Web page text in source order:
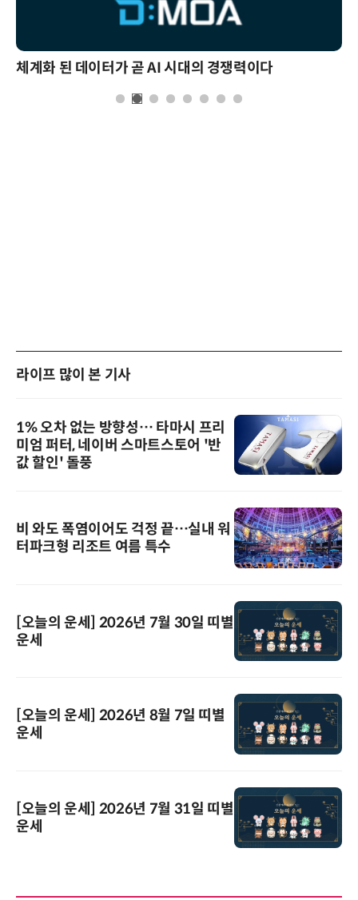
체계화 된 데이터가 곧 AI 시대의 경쟁력이다
라이프 많이 본 기사
1% 오차 없는 방향성… 타마시 프리
미엄 퍼터, 네이버 스마트스토어 '반
값 할인' 돌풍
비 와도 폭염이어도 걱정 끝…실내 워
터파크형 리조트 여름 특수
[오늘의 운세] 2026년 7월 30일 띠별
운세
[오늘의 운세] 2026년 8월 7일 띠별
운세
[오늘의 운세] 2026년 7월 31일 띠별
운세